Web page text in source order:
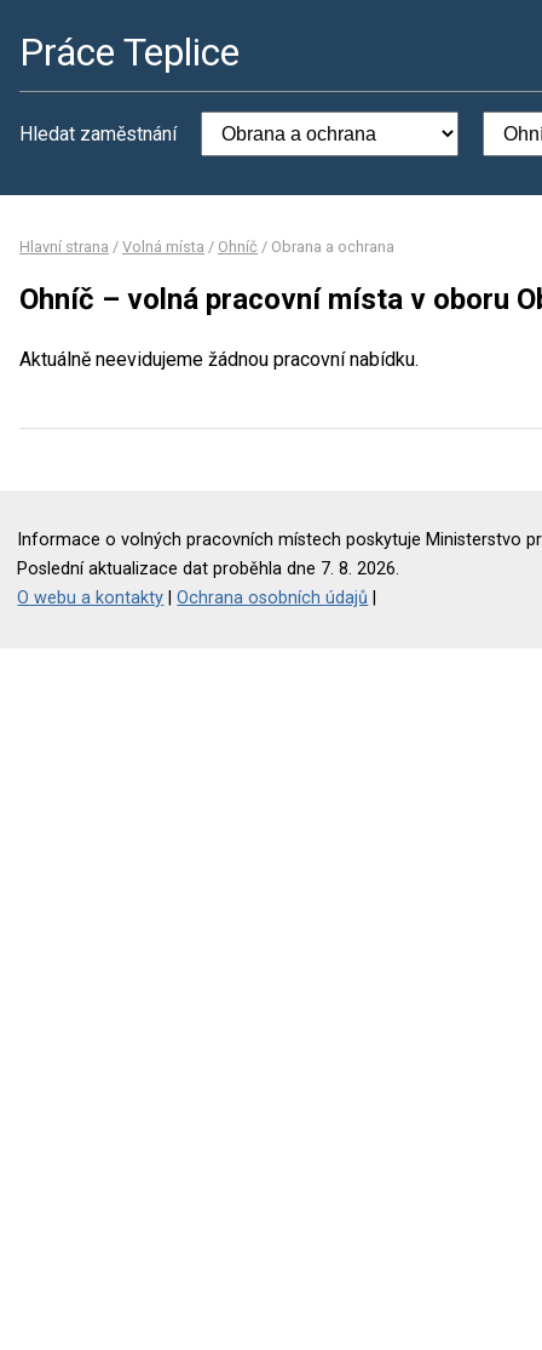
Práce Teplice
Hledat zaměstnání
Hlavní strana / Volná místa / Ohníč / Obrana a ochrana
Ohníč – volná pracovní místa v oboru
Aktuálně neevidujeme žádnou pracovní nabídku.
Informace o volných pracovních místech poskytuje Ministerstvo
Poslední aktualizace dat proběhla dne 7. 8. 2026.
O webu a kontakty |Ochrana osobních údajů